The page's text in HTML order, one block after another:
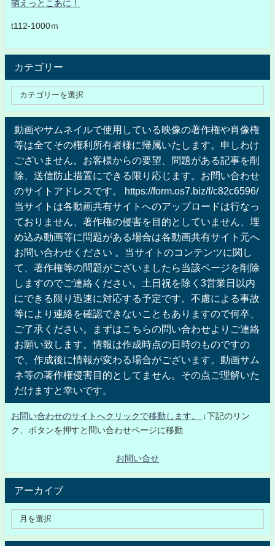
萌えっとこあに！
t112-1000ｍ
カテゴリー
動画やサムネイルで使用している映像の著作権や肖像権
等は全てその権利所有者様に帰属いたします。申しわけ
ございません。お客様からの要望、問題がある記事を削
除、送信防止措置にできる限り応じます。お問い合わせ
のサイトアドレスです。 https://form.os7.biz/f/c82c6596/
当サイトは各動画共有サイトへのアップロードは行なっ
ておりません、著作権の侵害を目的としていません、埋
め込み動画等に問題がある場合は各動画共有サイト元へ
お問い合わせください 。当サイトのコンテンツに関し
て、著作権等の問題がございましたら当該ページを削除
しますのでご連絡ください。土日祝を除く3営業日以内
にできる限り迅速に対応する予定です。不慮による事故
等により連絡を確認できないこともありますので何卒、
ご了承ください。まずはこちらの問い合わせよりご連絡
お願い致します。情報は作成時点の日時のものですの
で、作成後に情報が変わる場合がございます。動画サム
ネ等の著作権侵害目的としてません。その点ご理解いた
だけますと幸いです。
お問い合わせのサイトへクリックで移動します。
↓下記のリン
ク、ボタンを押すと問い合わせページに移動
お問い合せ
アーカイブ